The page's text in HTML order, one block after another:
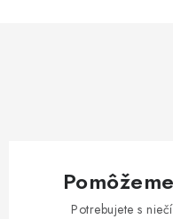
Potrebujete s